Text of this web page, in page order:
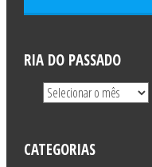
RIA DO PASSADO
CATEGORIAS